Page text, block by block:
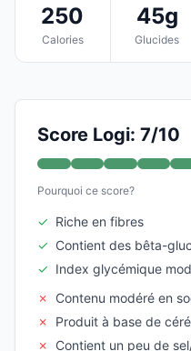
250
Calories
45g
Glucides
Score Logi: 7/10
Pourquoi ce score?
✓ Riche en fibres
✓ Contient des bêta-
✓ Index glycémique
✗
Contenu modéré en
✗
Produit à base de
✗
Contient un peu de